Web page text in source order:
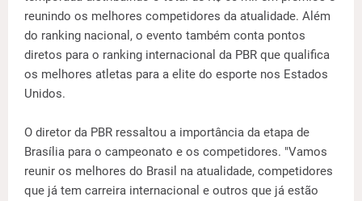
reunindo os melhores competidores da atualidade. Além
do ranking nacional, o evento também conta pontos
diretos para o ranking internacional da PBR que qualifica
os melhores atletas para a elite do esporte nos Estados
Unidos.
O diretor da PBR ressaltou a importância da etapa de
Brasília para o campeonato e os competidores. "Vamos
reunir os melhores do Brasil na atualidade, competidores
que já tem carreira internacional e outros que já estão